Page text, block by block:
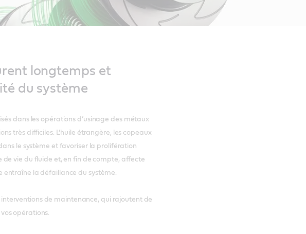
longtemps et
du système
dans les opérations d’usinage des métaux
très difficiles. L’huile étrangère, les copeaux
le système et favoriser la prolifération
de vie du fluide et, en fin de compte, affecte
entraîne la défaillance du système.
de maintenance, qui rajoutent de
opérations.